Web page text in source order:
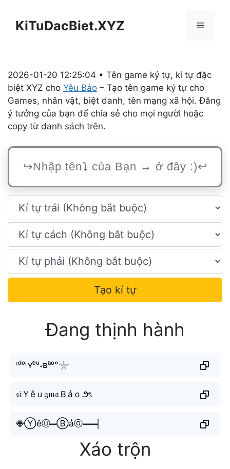
KiTuDacBiet.XYZ Menu
2026-01-20 12:25:04 • Tên game ký tự, kí tự đặc
biệt XYZ cho Yêu Bảo – Tạo tên game ký tự cho
Games, nhân vật, biệt danh, tên mạng xã hội. Đăng
ý tưởng của bạn để chia sẻ cho mọi người hoặc
copy từ danh sách trên.
Tạo kí tự
Đang thịnh hành
ᶦᵈᵒᶫʏᵉ̂ᵘ˖ʙᵃ̉ᵒ°𓇼
𝔰𝔦Ｙêｕ𝔤𝔪𝔞Ｂảｏ౨ৎ
𖠁Ⓨêⓤ═Ⓑảⓞ══╡
Xáo trộn